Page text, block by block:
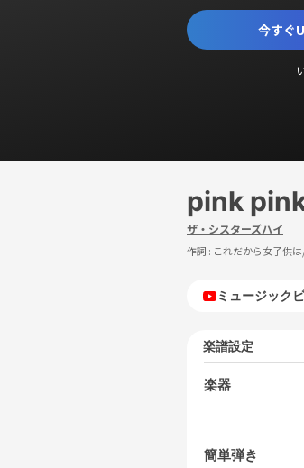
今すぐ
pink
ザ・シスターズハイ
作詞 : これだから女子供は
ミュージック
楽譜設定
楽器
簡単弾き